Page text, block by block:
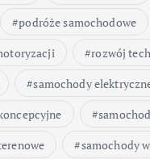
podróże samochodowe
rozwój
samochody
samochody